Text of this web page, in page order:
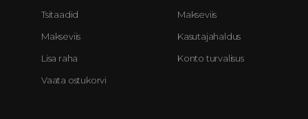
Tsitaadid
Makseviis
Lisa raha
Vaata ostukorvi
Makseviis
Kasutajahaldus
Konto turvalisus